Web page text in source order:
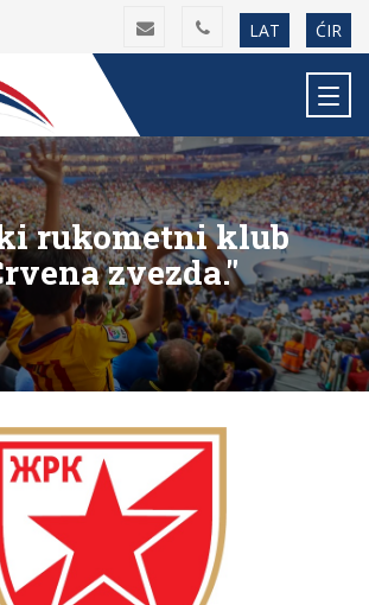
LAT ĆIR
rukometni klub
zvezda."